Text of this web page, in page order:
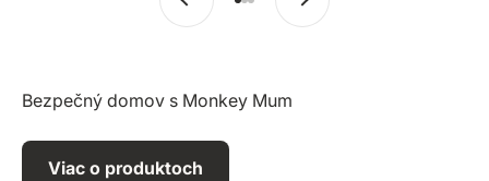
Prejsť na položku 1
Prejsť na položku 2
Prejsť na položku 3
Bezpečný domov s Monkey Mum
Viac o produktoch